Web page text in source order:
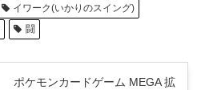
イワーク(いかりのスイング)
闘
ポケモンカードゲーム MEGA 拡